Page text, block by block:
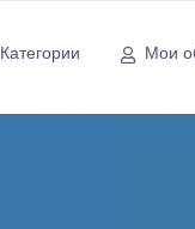
Категории Мои